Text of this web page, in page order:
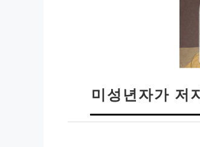
미성년자가 저